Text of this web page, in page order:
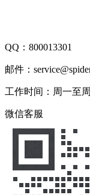
QQ： 800013301
邮件：
工作时间：周一至
微信客服